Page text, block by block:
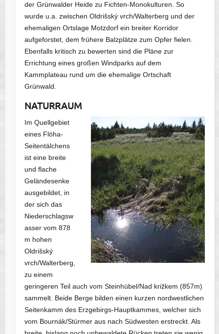
der Grünwalder Heide zu Fichten-Monokulturen. So
wurde u.a. zwischen Oldrišský vrch/Walterberg und der
ehemaligen Ortslage Motzdorf ein breiter Korridor
aufgeforstet, dem frühere Balzplätze zum Opfer fielen.
Ebenfalls kritisch zu bewerten sind die Pläne zur
Errichtung eines großen Windparks auf dem
Kammplateau rund um die ehemalige Ortschaft
Grünwald.
NATURRAUM
Im Quellgebiet
eines Flöha-
Seitentälchens
ist eine breite
und flache
Geländesenke
ausgebildet, in
der sich das
Niederschlagsw
asser vom 878
m hohen
Oldrišský
vrch/Walterberg,
zu einem
geringeren Teil auch vom Steinhübel/Nad križkem (857m)
sammelt. Beide Berge bilden einen kurzen nordwestlichen
Seitenkamm des Erzgebirgs-Hauptkammes, welcher sich
vom Bournák/Stürmer aus nach Südwesten erstreckt. Als